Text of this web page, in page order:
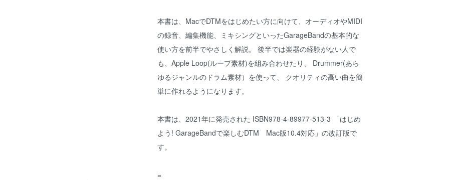
本書は、MacでDTMをはじめたい方に向けて、オーディオやMIDI
の録音、編集機能、ミキシングといったGarageBandの基本的な
使い方を前半でやさしく解説。 後半では楽器の経験がない人で
も、Apple Loop(ループ素材)を組み合わせたり、 Drummer(あら
ゆるジャンルのドラム素材）を使って、 クオリティの高い曲を簡
単に作れるようになります。
本書は、2021年に発売された ISBN978-4-89977-513-3 「はじめ
よう! GarageBandで楽しむDTM Mac版10.4対応」の改訂版で
す。
=